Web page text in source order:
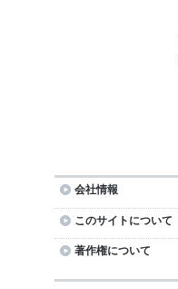
会社情報
このサイトについて
著作権について